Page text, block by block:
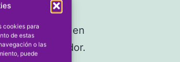
cookies para
de estas
o las
puede
Unión en
en el marcador.